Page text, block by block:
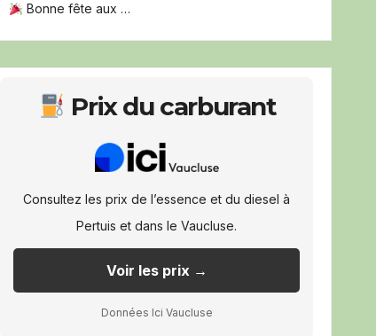
Bonne fête aux …
Prix du carburant
Consultez les prix de l’essence et du diesel à
Pertuis et dans le Vaucluse.
Voir les prix →
Données Ici Vaucluse